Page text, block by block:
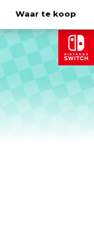
Waar te koop